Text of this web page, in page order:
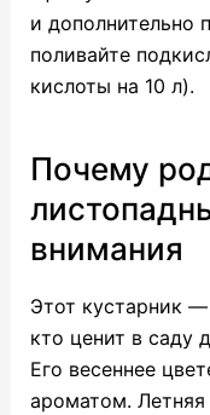
и дополнительно
поливайте
кислоты на 10 л).
Почему
внимания
Этот кустарник
кто ценит в саду
Его весеннее
ароматом. Летняя